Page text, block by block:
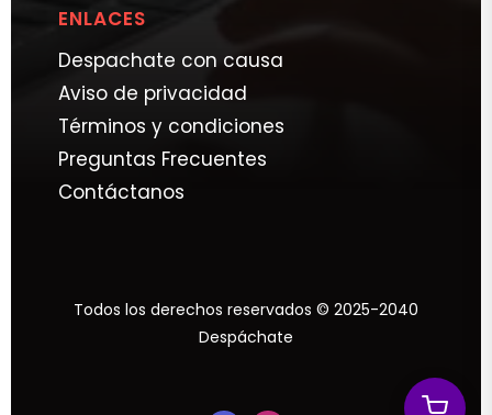
ENLACES
Despachate con causa
Aviso de privacidad
Términos y condiciones
Preguntas Frecuentes
Contáctanos
Todos los derechos reservados © 2025-2040
Despáchate